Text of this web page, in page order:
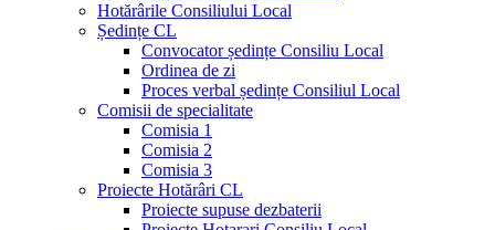
Hotărârile Consiliului Local
Ședințe CL
Convocator ședințe Consiliu Local
Ordinea de zi
Proces verbal ședințe Consiliul Local
Comisii de specialitate
Comisia 1
Comisia 2
Comisia 3
Proiecte Hotărâri CL
Proiecte supuse dezbaterii